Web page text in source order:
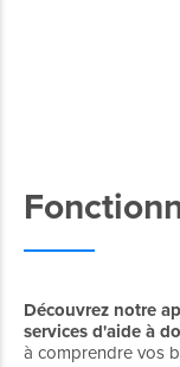
Découvrez notre
services d'aide à
à comprendre vos